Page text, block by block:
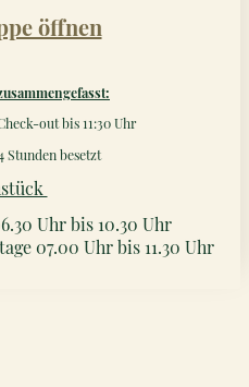
öffnen
out bis 11:30 Uhr
Stunden besetzt
Uhr bis 10.30 Uhr
07.00 Uhr bis 11.30 Uhr